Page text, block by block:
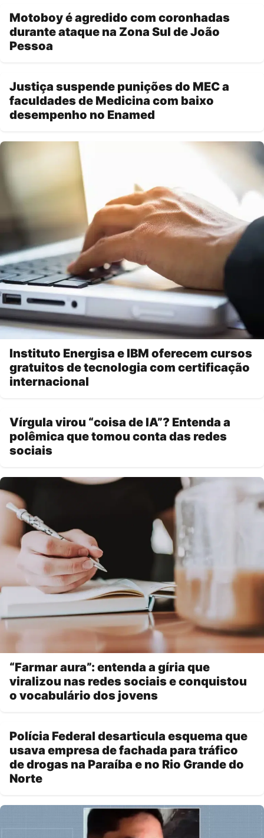
Motoboy é agredido com coronhadas
durante ataque na Zona Sul de João
Pessoa
Justiça suspende punições do MEC a
faculdades de Medicina com baixo
desempenho no Enamed
Instituto Energisa e IBM oferecem cursos
gratuitos de tecnologia com certificação
internacional
Vírgula virou “coisa de IA”? Entenda a
polêmica que tomou conta das redes
sociais
“Farmar aura”: entenda a gíria que
viralizou nas redes sociais e conquistou
o vocabulário dos jovens
Polícia Federal desarticula esquema que
usava empresa de fachada para tráfico
de drogas na Paraíba e no Rio Grande do
Norte